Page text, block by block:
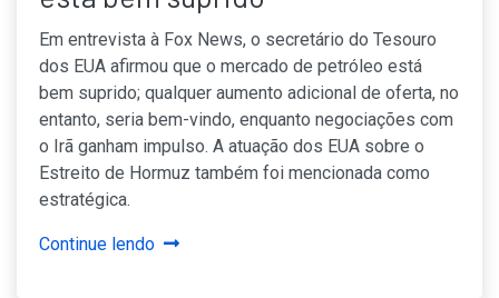
Em entrevista à Fox News, o secretário do Tesouro
dos EUA afirmou que o mercado de petróleo está
bem suprido; qualquer aumento adicional de oferta, no
entanto, seria bem-vindo, enquanto negociações com
o Irã ganham impulso. A atuação dos EUA sobre o
Estreito de Hormuz também foi mencionada como
estratégica.
Continue lendo